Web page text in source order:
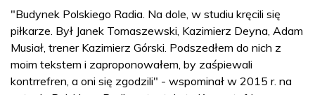
"Budynek Polskiego Radia. Na dole, w studiu kręcili się
piłkarze. Był Janek Tomaszewski, Kazimierz Deyna, Adam
Musiał, trener Kazimierz Górski. Podszedłem do nich z
moim tekstem i zaproponowałem, by zaśpiewali
kontrrefren, a oni się zgodzili" - wspominał w 2015 r. na